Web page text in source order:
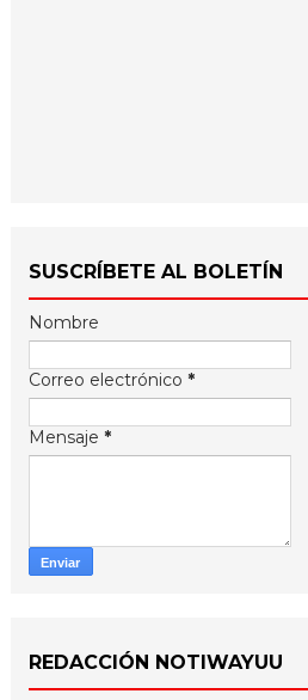
SUSCRÍBETE AL BOLETÍN
Nombre
Correo electrónico *
Mensaje *
REDACCIÓN NOTIWAYUU